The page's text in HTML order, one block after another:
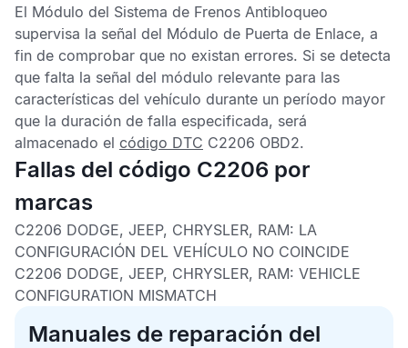
El Módulo del Sistema de Frenos Antibloqueo
supervisa la señal del Módulo de Puerta de Enlace, a
fin de comprobar que no existan errores. Si se detecta
que falta la señal del módulo relevante para las
características del vehículo durante un período mayor
que la duración de falla especificada, será
almacenado el código DTC C2206 OBD2.
Fallas del código C2206 por
marcas
C2206 DODGE, JEEP, CHRYSLER, RAM: LA
CONFIGURACIÓN DEL VEHÍCULO NO COINCIDE
C2206 DODGE, JEEP, CHRYSLER, RAM: VEHICLE
CONFIGURATION MISMATCH
Manuales de reparación del